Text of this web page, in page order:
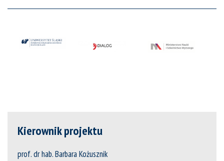
Kierownik projektu
prof. dr hab. Barbara Kożusznik